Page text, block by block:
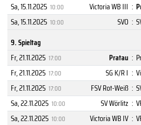
Sa, 15.11.2025 10:00 Victoria WB III :
Sa, 15.11.2025 10:00 SVO :
9. Spieltag
Fr, 21.11.2025 17:00 Pratau :
Fr, 21.11.2025 17:00 SG K/R I :
Fr, 21.11.2025 17:00 FSV Rot-Weiß :
Sa, 22.11.2025 10:00 SV Wörlitz :
Sa, 22.11.2025 10:00 Victoria WB IV :